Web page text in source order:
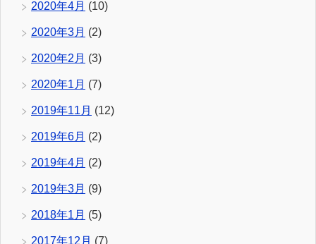
2020年4月 (10)
2020年3月 (2)
2020年2月 (3)
2020年1月 (7)
2019年11月 (12)
2019年6月 (2)
2019年4月 (2)
2019年3月 (9)
2018年1月 (5)
2017年12月 (7)